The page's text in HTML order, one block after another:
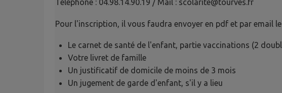
Téléphone : 04.98.14.90.19 / Mail : scolarite@tourves.fr
Pour l'inscription, il vous faudra envoyer en pdf et par email
Le carnet de santé de l'enfant, partie vaccinations (2
Votre livret de famille
Un justificatif de domicile de moins de 3 mois
Un jugement de garde d'enfant, s'il y a lieu